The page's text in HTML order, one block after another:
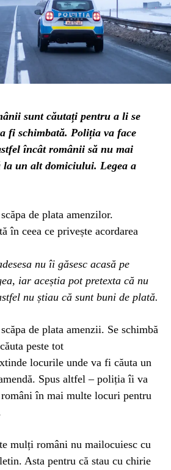
sunt căutați pentru a li se
fi schimbată. Poliția va face
încât românii să nu mai
la un alt domiciului. Legea a
de plata amenzilor.
în ceea ce privește acordarea
nu îi găsesc acasă pe
iar aceștia pot pretexta că nu
nu știau că sunt buni de plată.
de plata amenzii. Se schimbă
peste tot
locurile unde va fi căuta un
Spus altfel – poliția îi va
în mai multe locuri pentru
mulți români nu mailocuiesc cu
Asta pentru că stau cu chirie